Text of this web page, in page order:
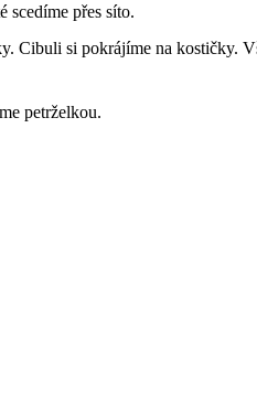
scedíme přes síto.
Cibuli si pokrájíme na kostičky.
petrželkou.